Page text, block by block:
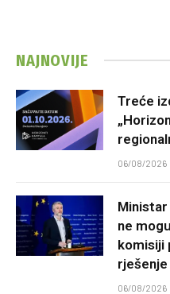
NAJNOVIJE
Treće
06/08/2026
ne
komisiji
rješenje
06/08/2026